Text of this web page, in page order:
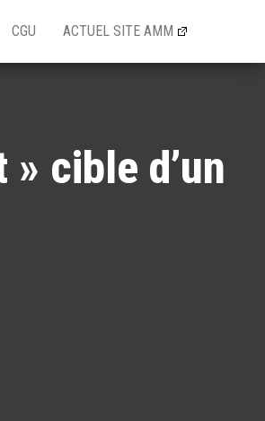
CGU ACTUEL SITE AMM
cible d’un